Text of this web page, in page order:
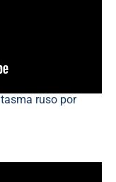
ruso por